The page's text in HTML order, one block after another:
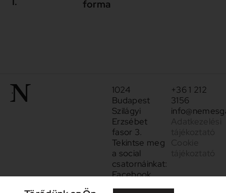
forma
1024
Budapest
Szilágyi
Erzsébet
fasor 3.
Tekintse meg
a social
csatornáinkat:
Facebook
+36 1 212
3156